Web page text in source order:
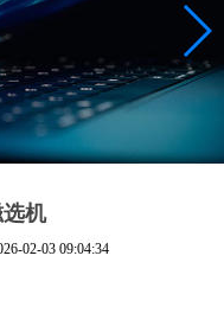
机
02-03 09:04:34